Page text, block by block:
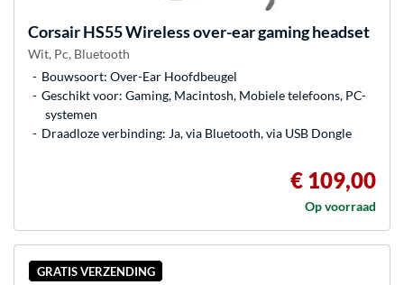
CorsairHS55 Wireless over-ear gaming headset
Wit, Pc, Bluetooth
Bouwsoort: Over-Ear Hoofdbeugel
Geschikt voor: Gaming, Macintosh, Mobiele telefoons, PC-
systemen
Draadloze verbinding: Ja, via Bluetooth, via USB Dongle
€ 109,00
Op voorraad
GRATIS VERZENDING